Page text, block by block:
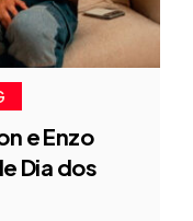
e Enzo
Dia dos